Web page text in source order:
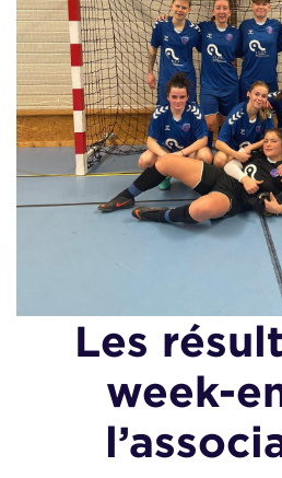
Les
week-